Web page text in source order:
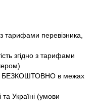
тарифами перевізника,
згідно з тарифами
БЕЗКОШТОВНО в межах
та Україні (умови